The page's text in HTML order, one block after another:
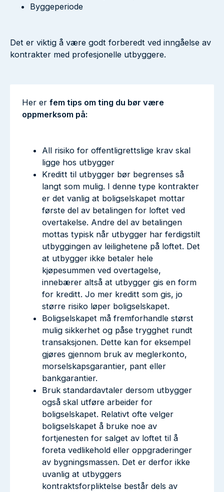
Byggeperiode
Det er viktig å være godt forberedt ved inngåelse av
kontrakter med profesjonelle utbyggere.
Her er fem tips om ting du bør være
oppmerksom på:
All risiko for offentligrettslige krav skal
ligge hos utbygger
Kreditt til utbygger bør begrenses så
langt som mulig. I denne type kontrakter
er det vanlig at boligselskapet mottar
første del av betalingen for loftet ved
overtakelse. Andre del av betalingen
mottas typisk når utbygger har ferdigstilt
utbyggingen av leilighetene på loftet. Det
at utbygger ikke betaler hele
kjøpesummen ved overtagelse,
innebærer altså at utbygger gis en form
for kreditt. Jo mer kreditt som gis, jo
større risiko løper boligselskapet.
Boligselskapet må fremforhandle størst
mulig sikkerhet og påse trygghet rundt
transaksjonen. Dette kan for eksempel
gjøres gjennom bruk av meglerkonto,
morselskapsgarantier, pant eller
bankgarantier.
Bruk standardavtaler dersom utbygger
også skal utføre arbeider for
boligselskapet. Relativt ofte velger
boligselskapet å bruke noe av
fortjenesten for salget av loftet til å
foreta vedlikehold eller oppgraderinger
av bygningsmassen. Det er derfor ikke
uvanlig at utbyggers
kontraktsforpliktelse består dels av